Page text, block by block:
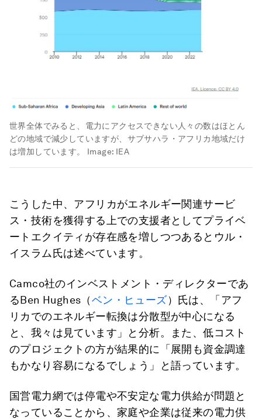
世界全体でみると、電力にアクセスできない人々の数はほとん
どの地域で減少していますが、サブサハラ・アフリカ地域だけ
は増加しています。
Image: IEA
こうした中、アフリカがエネルギー関連サービ
ス・技術を獲得する上での支援者としてプライベ
ートエクイティが存在感を増しつつあるとウル・
イスラム氏は述べています。
Camco社のインベストメント・ディレクターであ
るBen Hughes（ベン・ヒューズ）氏は、「アフ
リカでのエネルギー転換は分散型が中心になる
と、我々は見ています」と分析。また、低コスト
のプロジェクトの方が結果的に「展開も資金調達
もかなり容易になるでしょう」と語っています。
国営電力網では停電や不安定な電力供給が問題と
なっていることから、家庭や企業は従来の電力供